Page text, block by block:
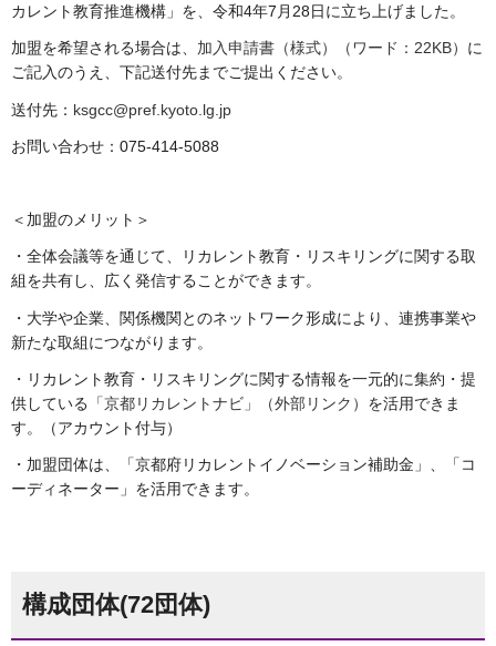
カレント教育推進機構」を、令和4年7月28日に立ち上げました。
加盟を希望される場合は、 加入申請書（様式）（ワード：22KB） に
ご記入のうえ、下記送付先までご提出ください。
送付先： ksgcc@pref.kyoto.lg.jp
お問い合わせ：075-414-5088
＜加盟のメリット＞
・全体会議等を通じて、リカレント教育・リスキリングに関する取
組を共有し、広く発信することができます。
・大学や企業、関係機関とのネットワーク形成により、連携事業や
新たな取組につながります。
・リカレント教育・リスキリングに関する情報を一元的に集約・提
供している
「京都リカレントナビ」（外部リンク） を活用できま
す。（アカウント付与）
・加盟団体は、「京都府リカレントイノベーション補助金」、「コ
ーディネーター」を活用できます。
構成団体(72団体)